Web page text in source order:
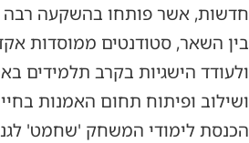
חדשות, אשר פותחו בהשקעה רבה
בין השאר, סטודנטים ממוסדות
ולעודד הישגיות בקרב תלמידים
ושילוב ופיתוח תחום האמנות
הכנסת לימודי המשחק 'שחמט'